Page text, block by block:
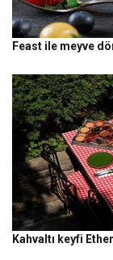
Feast ile meyve
Kahvaltı keyfi